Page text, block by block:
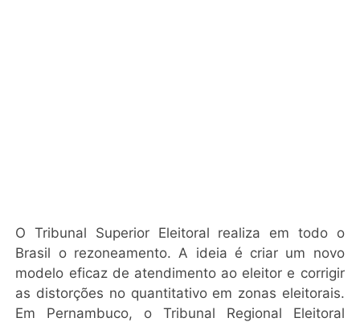
O Tribunal Superior Eleitoral realiza em todo o
Brasil o rezoneamento. A ideia é criar um novo
modelo eficaz de atendimento ao eleitor e corrigir
as distorções no quantitativo em zonas eleitorais.
Em Pernambuco, o Tribunal Regional Eleitoral